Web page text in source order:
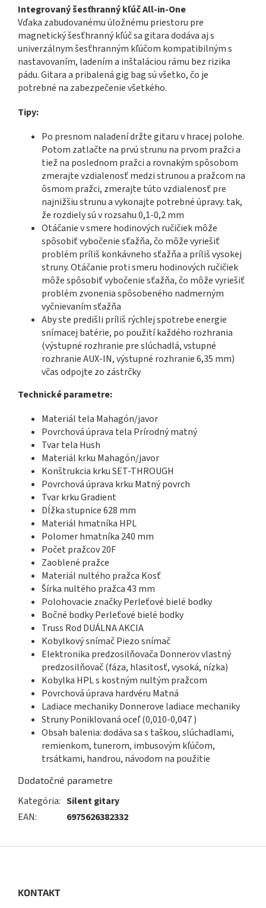
Integrovaný šesťhranný kľúč All-in-One
Vďaka zabudovanému úložnému priestoru pre
magnetický šesťhranný kľúč sa gitara dodáva aj s
univerzálnym šesťhranným kľúčom kompatibilným s
nastavovaním, ladením a inštaláciou rámu bez rizika
pádu. Gitara a pribalená gig bag sú všetko, čo je
potrebné na zabezpečenie všetkého.
Tipy:
Po presnom naladení držte gitaru v hracej polohe.
Potom zatlačte na prvú strunu na prvom pražci a
tiež na poslednom pražci a rovnakým spôsobom
zmerajte vzdialenosť medzi strunou a pražcom na
ôsmom pražci, zmerajte túto vzdialenosť pre
najnižšiu strunu a vykonajte potrebné úpravy. tak,
že rozdiely sú v rozsahu 0,1-0,2 mm
Otáčanie v smere hodinových ručičiek môže
spôsobiť vybočenie sťažňa, čo môže vyriešiť
problém príliš konkávneho sťažňa a príliš vysokej
struny. Otáčanie proti smeru hodinových ručičiek
môže spôsobiť vybočenie sťažňa, čo môže vyriešiť
problém zvonenia spôsobeného nadmerným
vyčnievaním sťažňa
Aby ste predišli príliš rýchlej spotrebe energie
snímacej batérie, po použití každého rozhrania
(výstupné rozhranie pre slúchadlá, vstupné
rozhranie AUX-IN, výstupné rozhranie 6,35 mm)
včas odpojte zo zástrčky
Technické parametre:
Materiál tela Mahagón/javor
Povrchová úprava tela Prírodný matný
Tvar tela Hush
Materiál krku Mahagón/javor
Konštrukcia krku SET-THROUGH
Povrchová úprava krku Matný povrch
Tvar krku Gradient
Dĺžka stupnice 628 mm
Materiál hmatníka HPL
Polomer hmatníka 240 mm
Počet pražcov 20F
Zaoblené pražce
Materiál nultého pražca Kosť
Šírka nultého pražca 43 mm
Polohovacie značky Perleťové bielé bodky
Bočné bodky Perleťové bielé bodky
Truss Rod DUÁLNA AKCIA
Kobylkový snímač Piezo snímač
Elektronika predzosilňovača Donnerov vlastný
predzosilňovač (fáza, hlasitosť, vysoká, nízka)
Kobylka HPL s kostným nultým pražcom
Povrchová úprava hardvéru Matná
Ladiace mechaniky Donnerove ladiace mechaniky
Struny Poniklovaná oceľ (0,010-0,047 )
Obsah balenia: dodáva sa s taškou, slúchadlami,
remienkom, tunerom, imbusovým kľúčom,
trsátkami, handrou, návodom na použitie
Dodatočné parametre
Kategória: Silent gitary
EAN: 6975626382332
KONTAKT